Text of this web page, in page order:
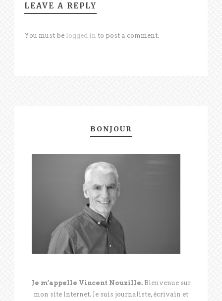
LEAVE A REPLY
You must be logged in to post a comment.
BONJOUR
Je m’appelle Vincent Nouzille.Bienvenue sur
mon site Internet. Je suis journaliste, écrivain et